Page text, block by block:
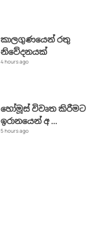
කාලගුණයෙන් ‍රතු
නිවේදනයක්
4 hours ago
හෝමූස් විවෘත කිරීමට
ඉරානයෙන් අ...
5 hours ago